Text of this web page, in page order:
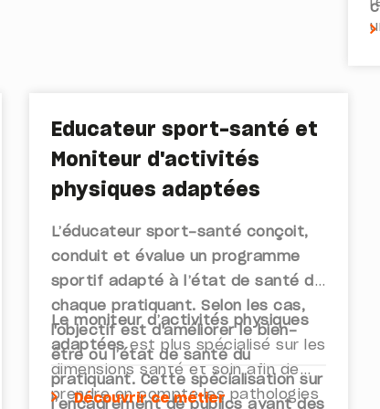
Educateur sport-santé et
Moniteur d'activités
physiques adaptées
L’éducateur sport-santé conçoit,
conduit et évalue un programme
sportif adapté à l’état de santé de
chaque pratiquant. Selon les cas,
l'objectif est d'améliorer le bien-
être ou l’état de santé du
pratiquant. Cette spécialisation sur
l’encadrement de publics ayant des
Le moniteur d’activités physiques
adaptéesest plus spécialisé sur les
dimensions santé et soin afin de
prendre en compte les pathologies
Découvrir ce métier